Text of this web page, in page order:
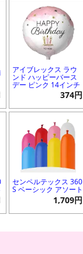
アイブレックス ラウ
ンド ハッピーバース
デー ピンク 14インチ
374円
センペルテックス 360
S ベーシック アソート
1,709円